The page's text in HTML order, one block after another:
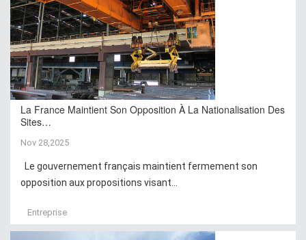
La France Maintient Son Opposition À La Nationalisation Des
Sites…
Nov 28,2025
Le gouvernement français maintient fermement son
opposition aux propositions visant...
Entreprise